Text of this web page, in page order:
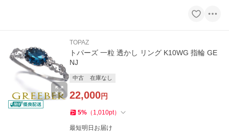
TOPAZ
トパーズ 一粒 透かし リング K10WG 指輪 GE
NJ
中古 在庫なし
22,000円
5% （ 1,010pt）
最短明日お届け